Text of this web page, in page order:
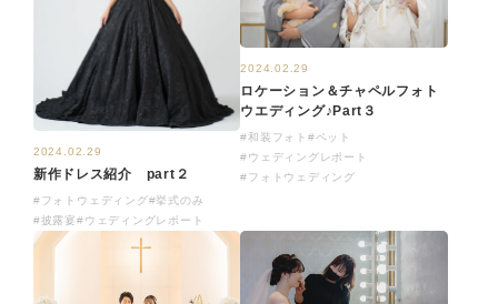
2024.02.29
新作ドレス紹介 part２
#フォトウェディング#挙式のみ
#披露宴#ウェディングレポート
2024.02.29
ロケーション＆チャペルフォト
ウエディング♪Part３
#和装フォト #ペット
#ウェディングレポート
#フォトウェディング